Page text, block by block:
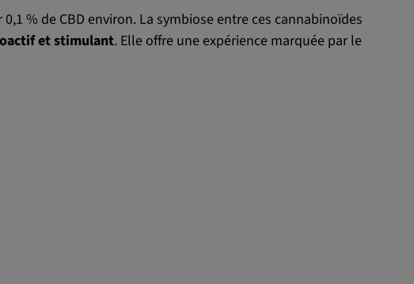
% de CBD environ. La symbiose entre ces cannabinoïdes
et stimulant. Elle offre une expérience marquée par le